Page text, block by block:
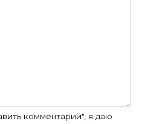
комментарий", я даю